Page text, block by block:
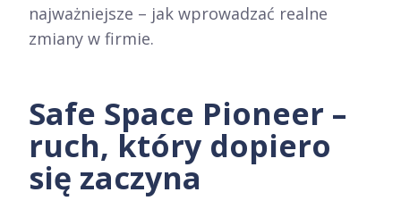
najważniejsze – jak wprowadzać realne
zmiany w firmie.
Safe Space Pioneer –
ruch, który dopiero
się zaczyna